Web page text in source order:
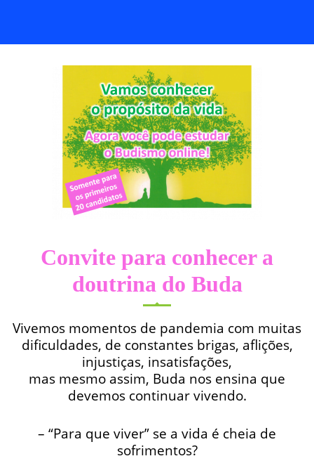
Convite para conhecer a
doutrina do Buda
Vivemos momentos de pandemia com muitas
dificuldades, de constantes brigas, aflições,
injustiças, insatisfações,
mas mesmo assim, Buda nos ensina que
devemos continuar vivendo.
– “Para que viver” se a vida é cheia de
sofrimentos?